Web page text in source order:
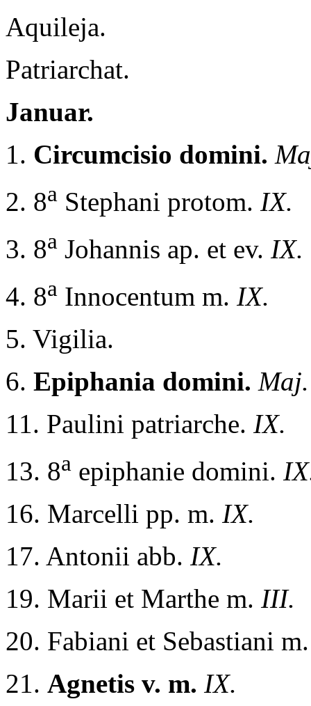
Aquileja.
Patriarchat.
Januar.
1. Circumcisio domini.
2. 8a Stephani protom. IX.
3. 8a Johannis ap. et ev. IX.
4. 8a Innocentum m. IX.
5. Vigilia.
6. Epiphania domini.
11. Paulini patriarche. IX.
13. 8a epiphanie domini.
16. Marcelli pp. m. IX.
17. Antonii abb. IX.
19. Marii et Marthe m. III.
20. Fabiani et Sebastiani
21. Agnetis v. m. IX.